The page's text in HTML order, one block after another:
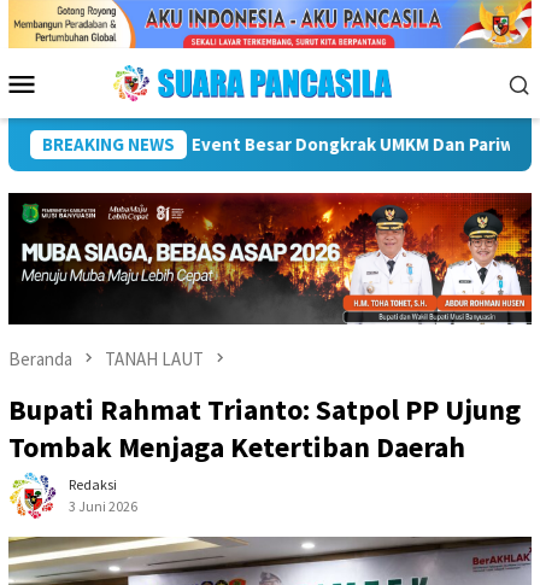
Menu
Mobile
BREAKING NEWS
Plt Bupati Hendri Dukung Percepatan Penyaluran DAK
Beranda TANAH LAUT
Bupati Rahmat Trianto: Satpol PP Ujung
Tombak Menjaga Ketertiban Daerah
Redaksi
3 Juni 2026